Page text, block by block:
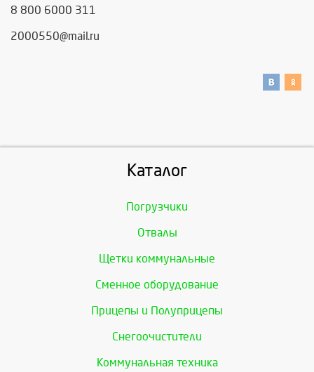
8 800 6000 311
2000550@mail.ru
Каталог
Погрузчики
Отвалы
Щетки коммунальные
Сменное оборудование
Прицепы и Полуприцепы
Снегоочистители
Коммунальная техника